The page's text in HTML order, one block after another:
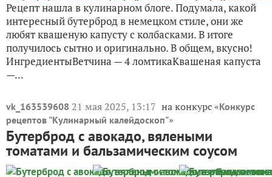
Рецепт нашла в кулинарном блоге. Подумала, какой
интересный бутерброд в немецком стиле, они же
любят квашеную капусту с колбасками. В итоге
получилось сытно и оригинально. В общем, вкусно!
ИнгредиентыВетчина — 4 ломтикаКвашеная капуста
—...
vk_163539608 21 мая 2025, 13:17 на конкурс «Конкурс
рецептов "Кулинарный калейдоскоп"»
Бутерброд с авокадо, вялеными
томатами и бальзамическим соусом